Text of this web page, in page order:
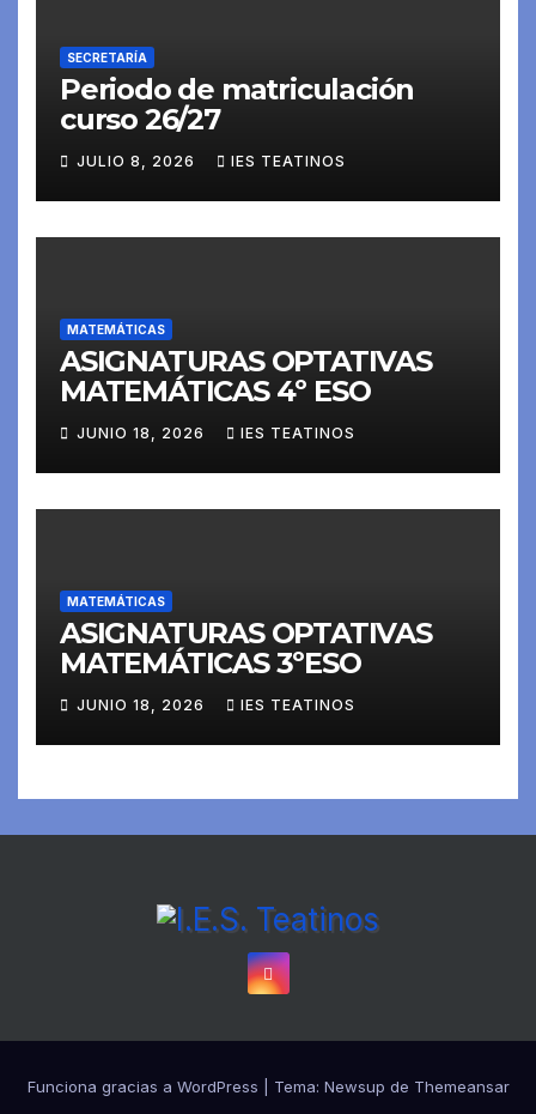
SECRETARÍA
Periodo de matriculación
curso 26/27
JULIO 8, 2026 IES TEATINOS
MATEMÁTICAS
ASIGNATURAS OPTATIVAS
MATEMÁTICAS 4º ESO
JUNIO 18, 2026 IES TEATINOS
MATEMÁTICAS
ASIGNATURAS OPTATIVAS
MATEMÁTICAS 3ºESO
JUNIO 18, 2026 IES TEATINOS
Funciona gracias a WordPress Tema: Newsup de Themeansar